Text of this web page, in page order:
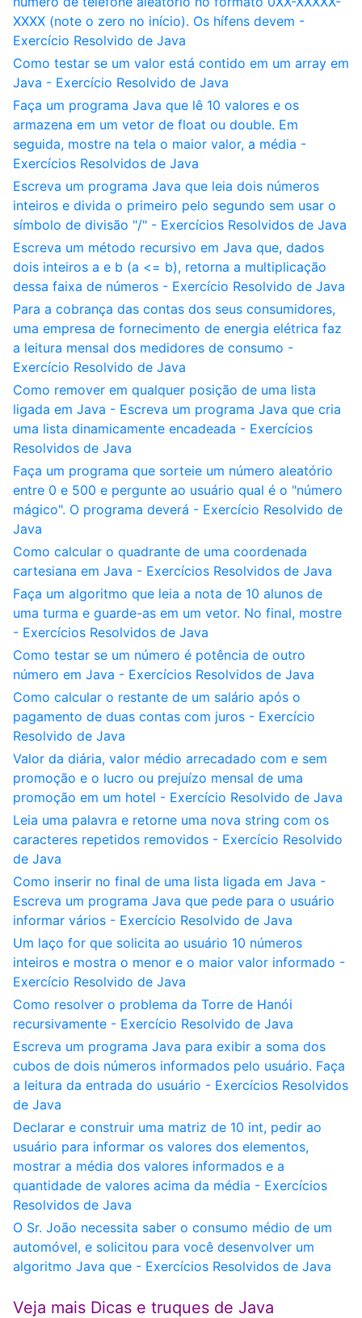
XXXX (note o zero no início). Os hífens devem -
Exercício Resolvido de Java
Como testar se um valor está contido em um array em
Java - Exercício Resolvido de Java
Faça um programa Java que lê 10 valores e os
armazena em um vetor de float ou double. Em
seguida, mostre na tela o maior valor, a média -
Exercícios Resolvidos de Java
Escreva um programa Java que leia dois números
inteiros e divida o primeiro pelo segundo sem usar o
símbolo de divisão "/" - Exercícios Resolvidos de Java
Escreva um método recursivo em Java que, dados
dois inteiros a e b (a <= b), retorna a multiplicação
dessa faixa de números - Exercício Resolvido de Java
Para a cobrança das contas dos seus consumidores,
uma empresa de fornecimento de energia elétrica faz
a leitura mensal dos medidores de consumo -
Exercício Resolvido de Java
Como remover em qualquer posição de uma lista
ligada em Java - Escreva um programa Java que cria
uma lista dinamicamente encadeada - Exercícios
Resolvidos de Java
Faça um programa que sorteie um número aleatório
entre 0 e 500 e pergunte ao usuário qual é o "número
mágico". O programa deverá - Exercício Resolvido de
Java
Como calcular o quadrante de uma coordenada
cartesiana em Java - Exercícios Resolvidos de Java
Faça um algoritmo que leia a nota de 10 alunos de
uma turma e guarde-as em um vetor. No final, mostre
- Exercícios Resolvidos de Java
Como testar se um número é potência de outro
número em Java - Exercícios Resolvidos de Java
Como calcular o restante de um salário após o
pagamento de duas contas com juros - Exercício
Resolvido de Java
Valor da diária, valor médio arrecadado com e sem
promoção e o lucro ou prejuízo mensal de uma
promoção em um hotel - Exercício Resolvido de Java
Leia uma palavra e retorne uma nova string com os
caracteres repetidos removidos - Exercício Resolvido
de Java
Como inserir no final de uma lista ligada em Java -
Escreva um programa Java que pede para o usuário
informar vários - Exercício Resolvido de Java
Um laço for que solicita ao usuário 10 números
inteiros e mostra o menor e o maior valor informado -
Exercício Resolvido de Java
Como resolver o problema da Torre de Hanói
recursivamente - Exercício Resolvido de Java
Escreva um programa Java para exibir a soma dos
cubos de dois números informados pelo usuário. Faça
a leitura da entrada do usuário - Exercícios Resolvidos
de Java
Declarar e construir uma matriz de 10 int, pedir ao
usuário para informar os valores dos elementos,
mostrar a média dos valores informados e a
quantidade de valores acima da média - Exercícios
Resolvidos de Java
O Sr. João necessita saber o consumo médio de um
automóvel, e solicitou para você desenvolver um
algoritmo Java que - Exercícios Resolvidos de Java
Veja mais Dicas e truques de Java